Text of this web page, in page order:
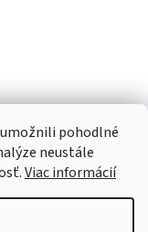
pohodlné
neustále
Viac informácií